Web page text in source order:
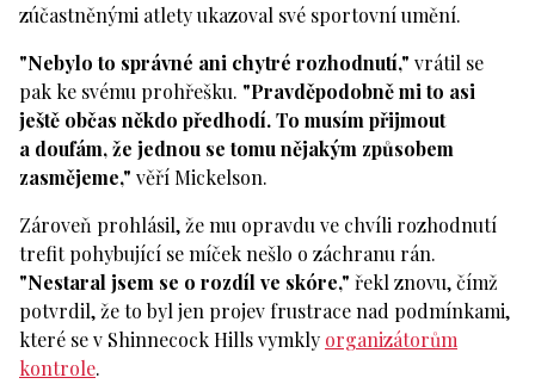
zúčastněnými atlety ukazoval své sportovní umění.
"Nebylo to správné ani chytré rozhodnutí," vrátil se
pak ke svému prohřešku. "Pravděpodobně mi to asi
ještě občas někdo předhodí. To musím přijmout
a doufám, že jednou se tomu nějakým způsobem
zasmějeme," věří Mickelson.
Zároveň prohlásil, že mu opravdu ve chvíli rozhodnutí
trefit pohybující se míček nešlo o záchranu rán.
"Nestaral jsem se o rozdíl ve skóre," řekl znovu, čímž
potvrdil, že to byl jen projev frustrace nad podmínkami,
které se v Shinnecock Hills vymkly organizátorům
kontrole.